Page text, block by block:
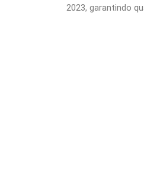
2023, garantindo